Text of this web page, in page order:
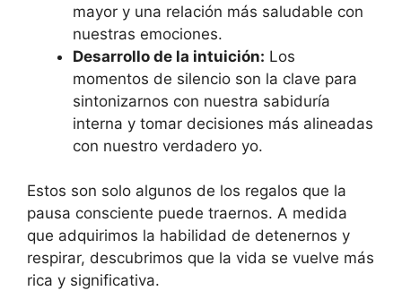
mayor y una relación más saludable con
nuestras emociones.
Desarrollo de la intuición: Los
momentos de silencio son la clave para
sintonizarnos con nuestra sabiduría
interna y tomar decisiones más alineadas
con nuestro verdadero yo.
Estos son solo algunos de los regalos que la
pausa consciente puede traernos. A medida
que adquirimos la habilidad de detenernos y
respirar, descubrimos que la vida se vuelve más
rica y significativa.